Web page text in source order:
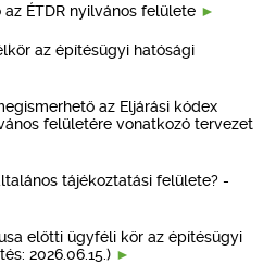
ÉTDR nyilvános felülete
az építésügyi hatósági
az Eljárási kódex
felületére vonatkozó tervezet
tájékoztatási felülete? -
előtti ügyféli kör az építésügyi
2026.06.15.)